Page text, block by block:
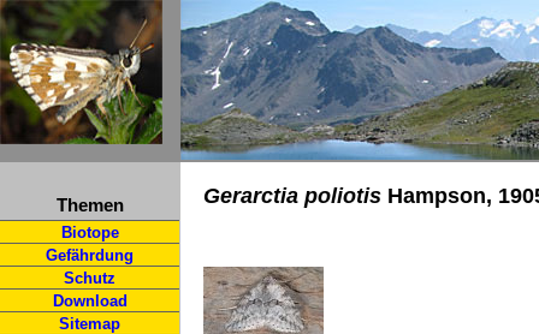
Themen
Biotope
Gefährdung
Schutz
Download
Sitemap
Gerarctia poliotis Hampson,